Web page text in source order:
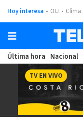
Hoy interesa OIJ Clima
Última hora Nacional
TV EN VIVO